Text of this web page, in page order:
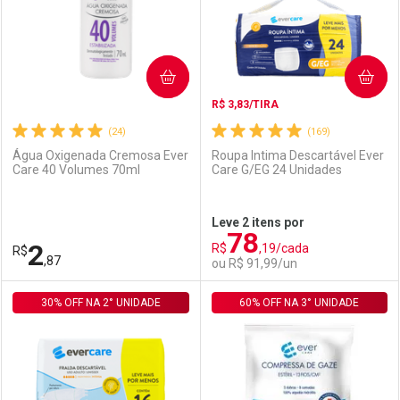
Comprar sem Desconto
Por R$ 3,19/cada
Por R$ 3,19/cada
Comprar sem Desconto
Por R$ 22,30/cada
Comprar sem Desconto
Por R$ 22,30/cada
(24)
Água Oxigenada Cremosa Ever
Care 40 Volumes 70ml
R$2,87
COMPRAR
FECHAR
Laboratório
FECHAR
Por Menos
(169)
R$ 3,83/TIRA
Roupa Intima Descartável Ever
Care G/EG 24 Unidades
Leve 2 itens por
R$78,19/cada
ou R$ 91,99/un
COMPRAR
Laboratório
Por Menos
30% OFF NA 2° UNIDADE 60% OFF NA 3° UNIDADE